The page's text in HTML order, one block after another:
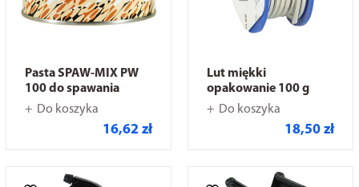
Pasta SPAW-MIX PW
100 do spawania
Do koszyka
16,62 zł
Lut miękki
opakowanie 100 g
Do koszyka
18,50 zł